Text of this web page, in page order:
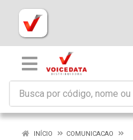
INÍCIO
COMUNICACAO